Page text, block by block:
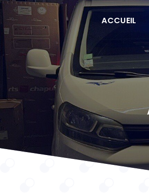
ACCUEIL
Panneau de gestion des cookies